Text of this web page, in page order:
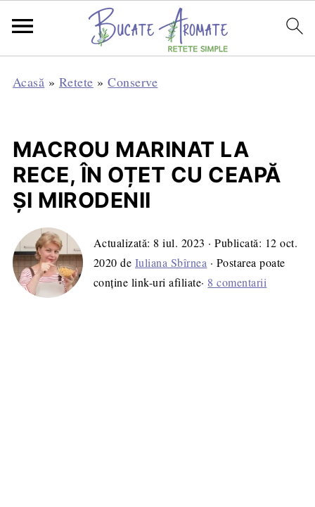
Acasă » Retete »Conserve
MACROU MARINAT LA
RECE, ÎN OȚET CU CEAPĂ
ȘI MIRODENII
Actualizată: 8 iul. 2023 · Publicată: 12 oct.
2020 de Iuliana Sbîrnea · Postarea poate
conține link-uri afiliate· 8 comentarii